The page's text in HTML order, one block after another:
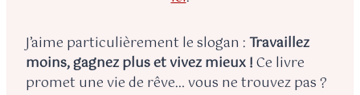
J’aime particulièrement le slogan :Travaillez
moins, gagnez plus et vivez mieux !Ce livre
promet une vie de rêve… vous ne trouvez pas ?